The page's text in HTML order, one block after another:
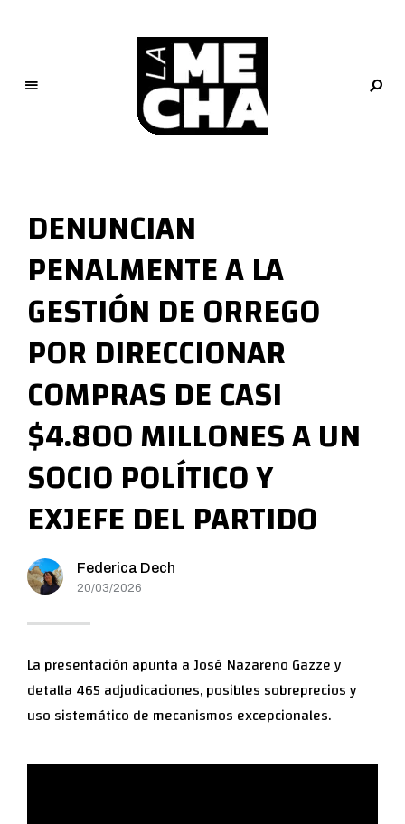
M
e
c
h
a
PERIODISMO DIGITAL
DENUNCIAN
PENALMENTE A LA
GESTIÓN DE ORREGO
POR DIRECCIONAR
COMPRAS DE CASI
$4.800 MILLONES A UN
SOCIO POLÍTICO Y
EXJEFE DEL PARTIDO
Federica Dech
20/03/2026
La presentación apunta a José Nazareno Gazze y
detalla 465 adjudicaciones, posibles sobreprecios y
uso sistemático de mecanismos excepcionales.